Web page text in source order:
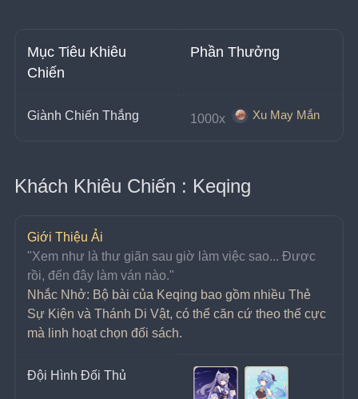
Mục Tiêu Khiêu
Chiến
Phần Thưởng
Giành Chiến Thắng 1000x Xu May Mắn
Khách Khiêu Chiến : Keqing
Giới Thiệu Ải
"Xem như là thư giãn sau giờ làm việc sao... Được
rồi, đến đây làm ván nào."
Nhắc Nhở: Bộ bài của Keqing bao gồm nhiều Thẻ
Sự Kiện và Thánh Di Vật, có thể căn cứ theo thế cực
mà linh hoạt chọn đối sách.
Đội Hình Đối Thủ